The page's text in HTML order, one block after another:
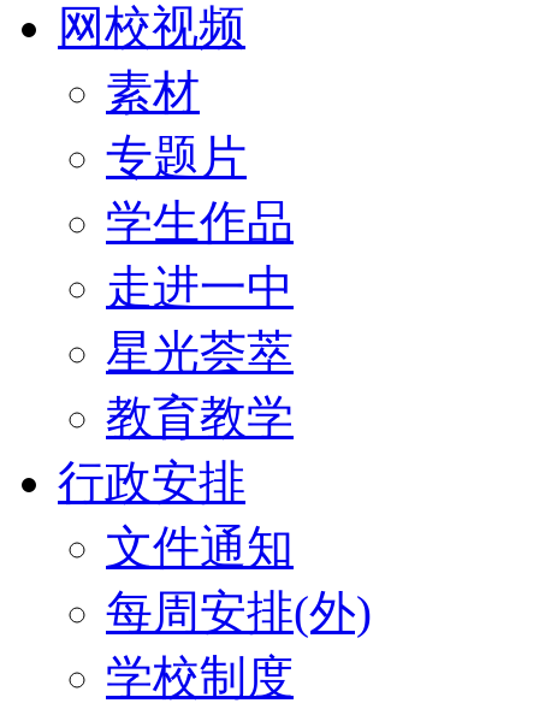
网校视频
素材
专题片
学生作品
走进一中
星光荟萃
教育教学
行政安排
文件通知
每周安排(外)
学校制度